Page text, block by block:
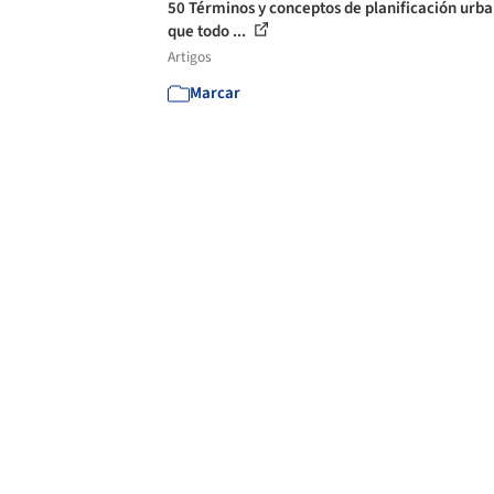
50 Términos y conceptos de planificación
que todo ...
Artigos
Marcar